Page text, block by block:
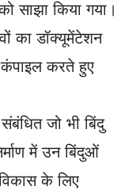
साझा किया गया।
का डॉक्यूमेंटेशन
कंपाइल करते हुए
संबंधित जो भी बिंदु
में उन बिंदुओं
के लिए